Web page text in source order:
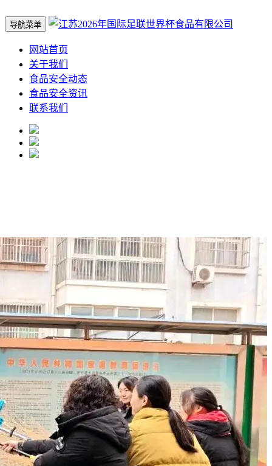
导航菜单
网站首页
关于我们
食品安全动态
食品安全资讯
联系我们